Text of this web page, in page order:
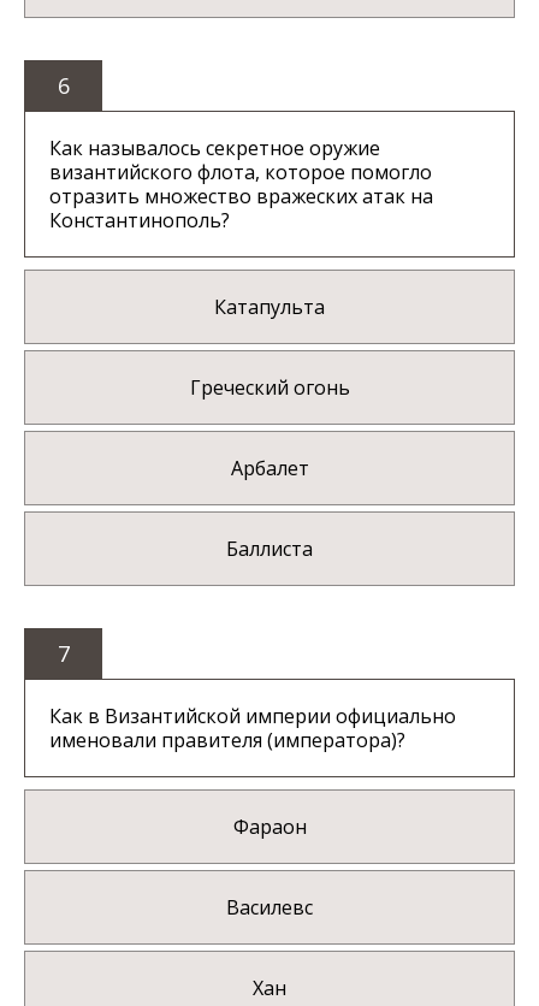
6
Как называлось секретное оружие
византийского флота, которое помогло
отразить множество вражеских атак на
Константинополь?
Катапульта
Греческий огонь
Арбалет
Баллиста
7
Как в Византийской империи официально
именовали правителя (императора)?
Фараон
Василевс
Хан